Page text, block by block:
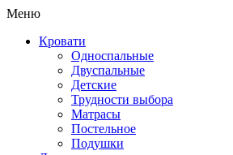
Меню
Кровати
Односпальные
Двуспальные
Детские
Трудности выбора
Матрасы
Постельное
Подушки